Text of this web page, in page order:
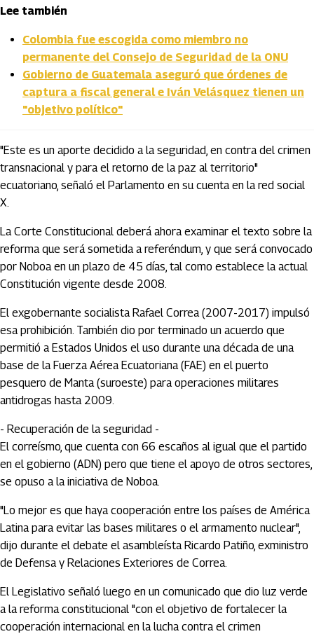
Lee también
Colombia fue escogida como miembro no
permanente del Consejo de Seguridad de la ONU
Gobierno de Guatemala aseguró que órdenes de
captura a fiscal general e Iván Velásquez tienen un
"objetivo político"
"Este es un aporte decidido a la seguridad, en contra del crimen
transnacional y para el retorno de la paz al territorio"
ecuatoriano, señaló el Parlamento en su cuenta en la red social
X.
La Corte Constitucional deberá ahora examinar el texto sobre la
reforma que será sometida a referéndum, y que será convocado
por Noboa en un plazo de 45 días, tal como establece la actual
Constitución vigente desde 2008.
El exgobernante socialista Rafael Correa (2007-2017) impulsó
esa prohibición. También dio por terminado un acuerdo que
permitió a Estados Unidos el uso durante una década de una
base de la Fuerza Aérea Ecuatoriana (FAE) en el puerto
pesquero de Manta (suroeste) para operaciones militares
antidrogas hasta 2009.
- Recuperación de la seguridad -
El correísmo, que cuenta con 66 escaños al igual que el partido
en el gobierno (ADN) pero que tiene el apoyo de otros sectores,
se opuso a la iniciativa de Noboa.
"Lo mejor es que haya cooperación entre los países de América
Latina para evitar las bases militares o el armamento nuclear",
dijo durante el debate el asambleísta Ricardo Patiño, exministro
de Defensa y Relaciones Exteriores de Correa.
El Legislativo señaló luego en un comunicado que dio luz verde
a la reforma constitucional "con el objetivo de fortalecer la
cooperación internacional en la lucha contra el crimen